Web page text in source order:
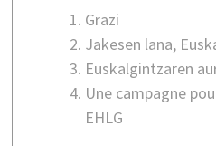
Grazi
Jakesen lana,
Euskalgintzaren
Une campagne
EHLG